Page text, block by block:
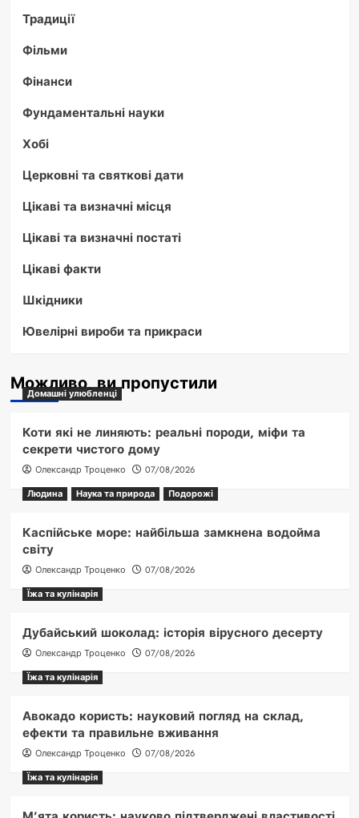
Традиції
Фільми
Фінанси
Фундаментальні науки
Хобі
Церковні та святкові дати
Цікаві та визначні місця
Цікаві та визначні постаті
Цікаві факти
Шкідники
Ювелірні вироби та прикраси
Можливо, ви пропустили
Домашні улюбленці
Коти які не линяють: реальні породи, міфи та
секрети чистого дому
Олександр Троценко
07/08/2026
Людина
Наука та природа Подорожі
Каспійське море: найбільша замкнена водойма
світу
Олександр Троценко
07/08/2026
Їжа та кулінарія
Дубайський шоколад: історія вірусного десерту
Олександр Троценко
07/08/2026
Їжа та кулінарія
Авокадо користь: науковий погляд на склад,
ефекти та правильне вживання
Олександр Троценко
07/08/2026
Їжа та кулінарія